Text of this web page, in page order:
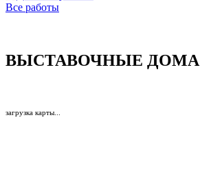
Все работы
ВЫСТАВОЧНЫЕ ДОМА
загрузка карты...